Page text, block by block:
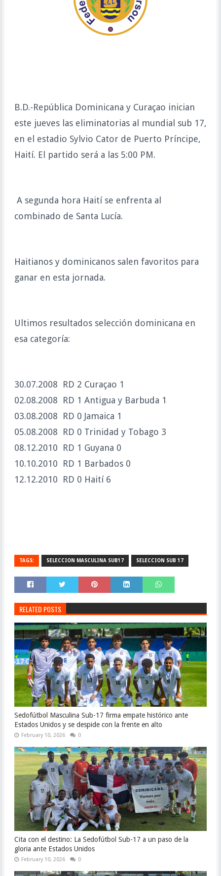
B.D.-República Dominicana y Curaçao inician
este jueves las eliminatorias al mundial sub 17,
en el estadio Sylvio Cator de Puerto Príncipe,
Haití. El partido será a las 5:00 PM.
A segunda hora Haití se enfrenta al
combinado de Santa Lucía.
Haitianos y dominicanos salen favoritos para
ganar en esta jornada.
Ultimos resultados selección dominicana en
esa categoría:
30.07.2008 RD 2 Curaçao 1
02.08.2008 RD 1 Antigua y Barbuda 1
03.08.2008 RD 0 Jamaica 1
05.08.2008 RD 0 Trinidad y Tobago 3
08.12.2010 RD 1 Guyana 0
10.10.2010 RD 1 Barbados 0
12.12.2010 RD 0 Haití 6
TAGS: SELECCION MASCULINA SUB17 SELECCION SUB 17
RELATED POSTS
Sedofútbol Masculina Sub-17 firma empate histórico ante
Estados Unidos y se despide con la frente en alto
February 10, 2026 0
Cita con el destino: La Sedofútbol Sub-17 a un paso de la
gloria ante Estados Unidos
February 10, 2026 0